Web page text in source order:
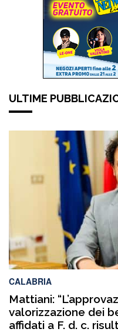
ULTIME
CALABRIA
Mattiani:
valorizzazione dei
affidati a F. d. c.